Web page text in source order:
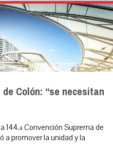
Colón: “se necesitan
144.ª Convención Suprema de
a promover la unidad y la